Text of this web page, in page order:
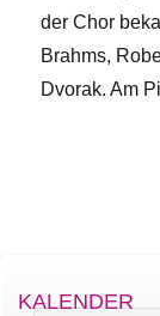
der Chor
Brahms,
Dvorak. Am
KALENDER